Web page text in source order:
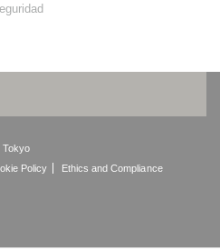
Tokyo
Policy
Ethics and Compliance